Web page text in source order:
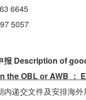
6645
5057
报 Description of
内递交文件及安排海